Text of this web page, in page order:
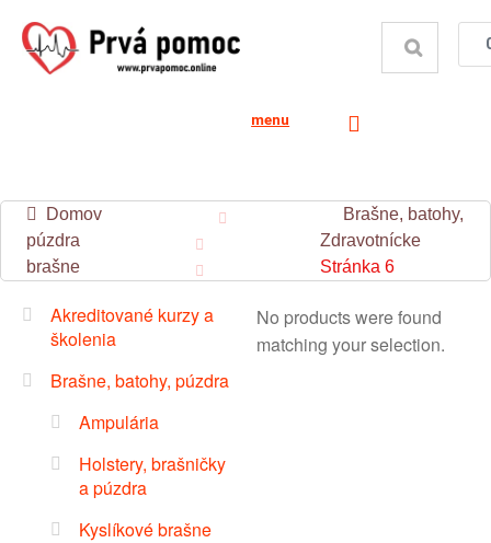
menu
Domov
Brašne, batohy,
púzdra
Zdravotnícke
brašne
Stránka 6
Akreditované kurzy a
školenia
Brašne, batohy, púzdra
Ampulária
Holstery, brašničky
a púzdra
Kyslíkové brašne
No products were found
matching your selection.